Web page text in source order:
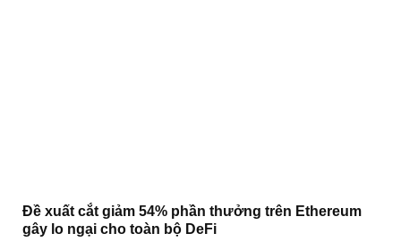
Đề xuất cắt giảm 54% phần thưởng trên Ethereum
gây lo ngại cho toàn bộ DeFi